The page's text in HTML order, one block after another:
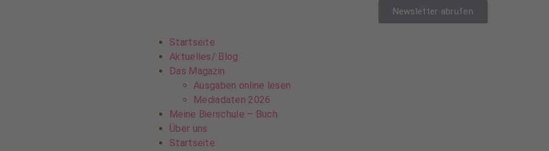
Newsletter abrufen
Startseite
Aktuelles/ Blog
Das Magazin
Ausgaben online lesen
Mediadaten 2026
Meine Bierschule – Buch
Über uns
Startseite